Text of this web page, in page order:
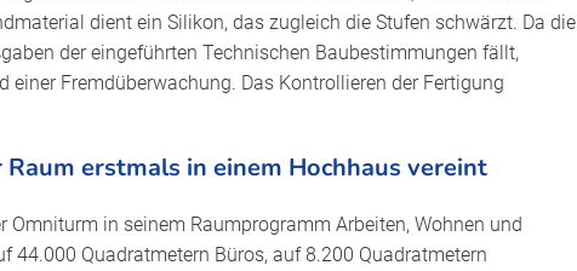
dient ein Silikon, das zugleich die Stufen schwärzt. Da die
der eingeführten Technischen Baubestimmungen fällt,
Fremdüberwachung. Das Kontrollieren der Fertigung
erstmals in einem Hochhaus vereint
in seinem Raumprogramm Arbeiten, Wohnen und
44.000 Quadratmetern Büros, auf 8.200 Quadratmetern